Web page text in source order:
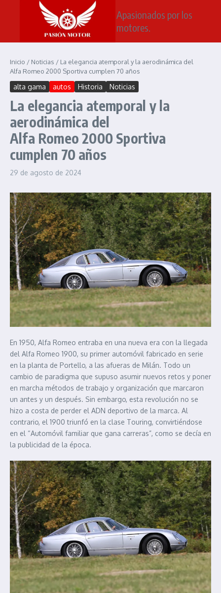
Saltar al contenido
Apasionados por los
motores.
Inicio / Noticias / La elegancia atemporal y la aerodinámica del
Alfa Romeo 2000 Sportiva cumplen 70 años
alta gama autos Historia Noticias
La elegancia atemporal y la
aerodinámica del
Alfa Romeo 2000 Sportiva
cumplen 70 años
29 de agosto de 2024
En 1950, Alfa Romeo entraba en una nueva era con la llegada
del Alfa Romeo 1900, su primer automóvil fabricado en serie
en la planta de Portello, a las afueras de Milán. Todo un
cambio de paradigma que supuso asumir nuevos retos y poner
en marcha métodos de trabajo y organización que marcaron
un antes y un después. Sin embargo, esta revolución no se
hizo a costa de perder el ADN deportivo de la marca. Al
contrario, el 1900 triunfó en la clase Touring, convirtiéndose
en el “Automóvil familiar que gana carreras”, como se decía en
la publicidad de la época.